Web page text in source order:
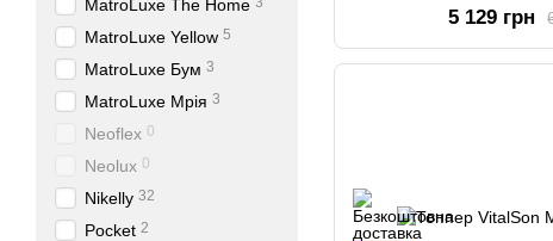
5 129 грн
MatroLuxe The Home
MatroLuxe Yellow 5
MatroLuxe Бум 3
MatroLuxe Мрія 3
Neoflex 0
Neolux 0
Nikelly 32
Pocket 2